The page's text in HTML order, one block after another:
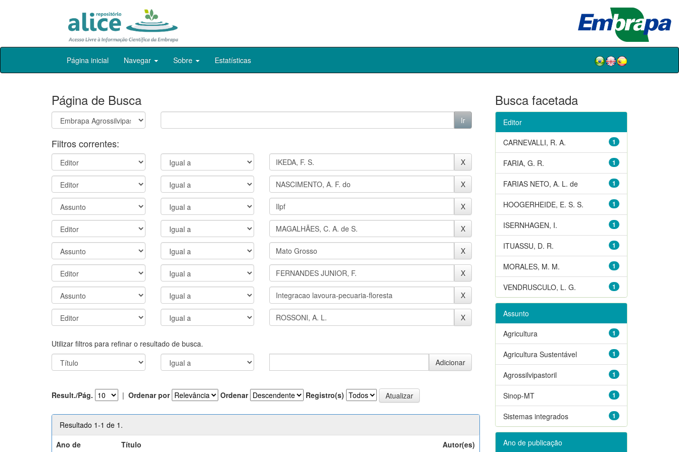
Skip
Página inicial Navegar Sobre Estatísticas
Página de Busca
Filtros correntes:
Utilizar filtros para refinar o resultado de busca.
Result./Pág. | Ordenar por Ordenar Registro(s)
Resultado 1-1 de 1.
Ano de
Título Autor(es)
Busca facetada
Editor
1
CARNEVALLI, R. A.
1
FARIA, G. R.
1
FARIAS NETO, A. L. de
1
HOOGERHEIDE, E. S. S.
1
ISERNHAGEN, I.
1
ITUASSU, D. R.
1
MORALES, M. M.
1
VENDRUSCULO, L. G.
Assunto
1
Agricultura
1
Agricultura Sustentável
1
Agrossilvipastoril
1
Sinop-MT
1
Sistemas integrados
Ano de publicação